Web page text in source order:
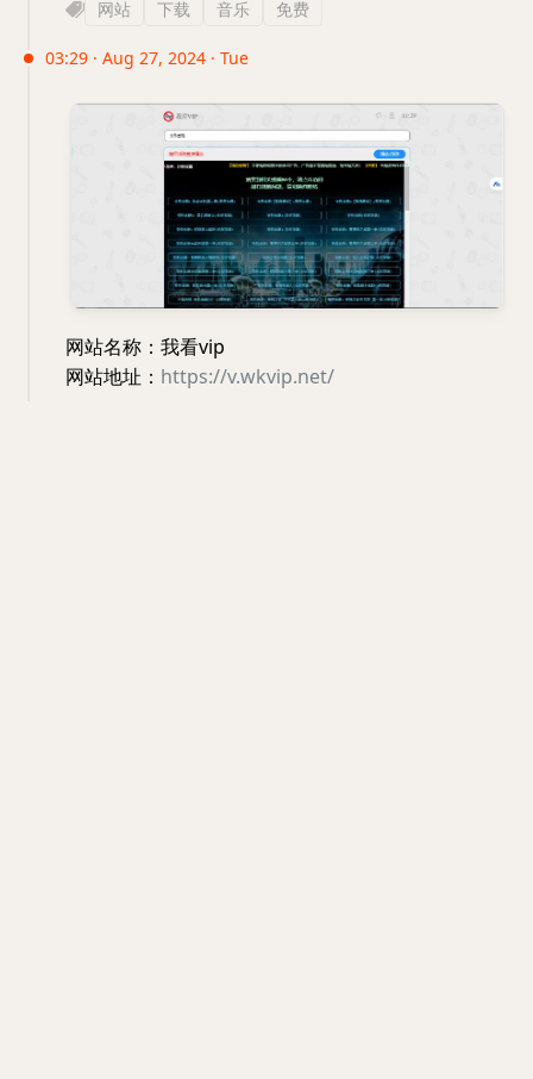
网站 下载 音乐 免费
03:29 · Aug 27, 2024 · Tue
网站名称：我看vip
网站地址： https://v.wkvip.net/